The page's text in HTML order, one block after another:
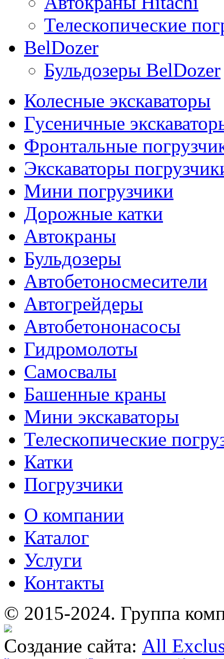
Телескопические
BelDozer
Бульдозеры BelDozer
Колесные экскаваторы
Гусеничные
Фронтальные
Экскаваторы
Мини погрузчики
Дорожные катки
Автокраны
Бульдозеры
Автобетоносмесители
Автогрейдеры
Автобетононасосы
Гидромолоты
Самосвалы
Башенные краны
Мини экскаваторы
Телескопические
Катки
Погрузчики
О компании
Каталог
Услуги
Контакты
© 2015-2024. Группа
Создание сайта: All